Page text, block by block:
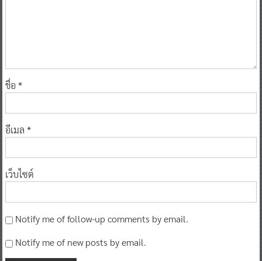
ชื่อ *
อีเมล *
เว็บไซต์
Notify me of follow-up comments by email.
Notify me of new posts by email.